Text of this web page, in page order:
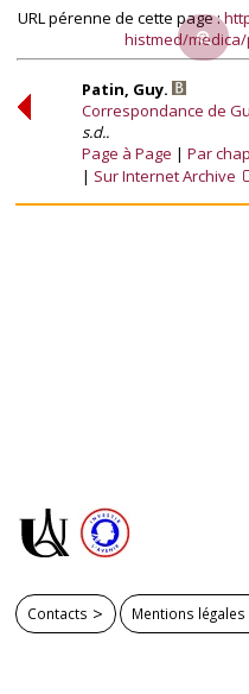
URL pérenne de cette page :
histmed/medica/
Patin, Guy.
Correspondance de
s.d..
Page à Page
Par
Sur Internet Archive
Contacts Mentions légales